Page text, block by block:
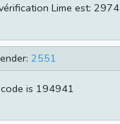
Lime est: 2974
2551
is 194941